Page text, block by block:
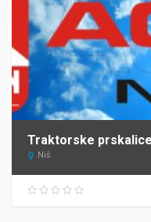
Traktorske prskalice
Niš